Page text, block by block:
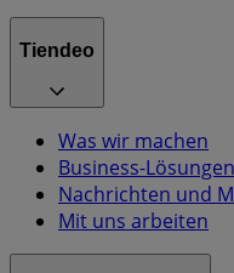
Tiendeo
Was wir machen
Business-Lösungen
Nachrichten und
Mit uns arbeiten